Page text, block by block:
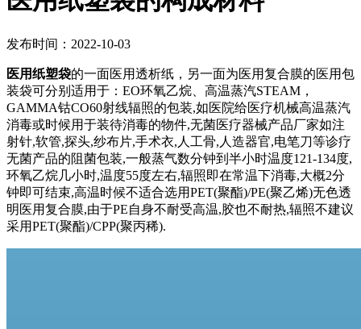
发布时间：2022-10-03
医用纸塑袋的一面医用透析纸，另一面为医用复合膜的医用包
装袋可分别适用于：EO环氧乙烷、高温蒸汽STEAM，
GAMMA钴CO60射线辐照的包装,如医院给医疗机械高温蒸汽
消毒或时候用于装待消毒的物件,无菌医疗器械产品厂家如注
射针,软管,探头,纱布片,手术衣,人工骨,人造器官,电笔刀等诊疗
无菌产品的阻菌包装,一般蒸气数分钟到半小时温度121-134度,
环氧乙烷几小时,温度55度左右,辐照即在常温下消毒,大概2分
钟即可结束,高温时候不适合选用PET(聚酯)/PE(聚乙烯)无色透
明医用复合膜,由于PE自身不耐受高温,胶也不耐热,辐照不建议
采用PET(聚酯)/CPP(聚丙稀).